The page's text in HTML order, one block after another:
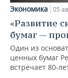
Экономика 05
«Развитие
бумаг —
Один из
ценных бумаг
встречает 80-